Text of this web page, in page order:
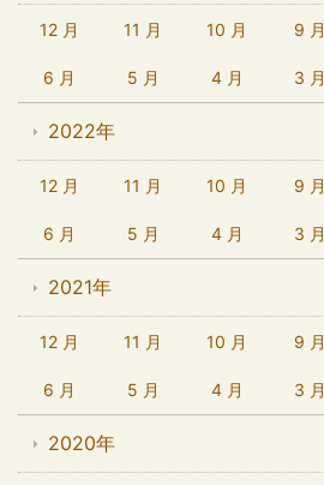
12 月 11 月 10 月 9 月
6 月 5 月 4 月 3 月
2022年
12 月 11 月 10 月 9 月
6 月 5 月 4 月 3 月
2021年
12 月 11 月 10 月 9 月
6 月 5 月 4 月 3 月
2020年